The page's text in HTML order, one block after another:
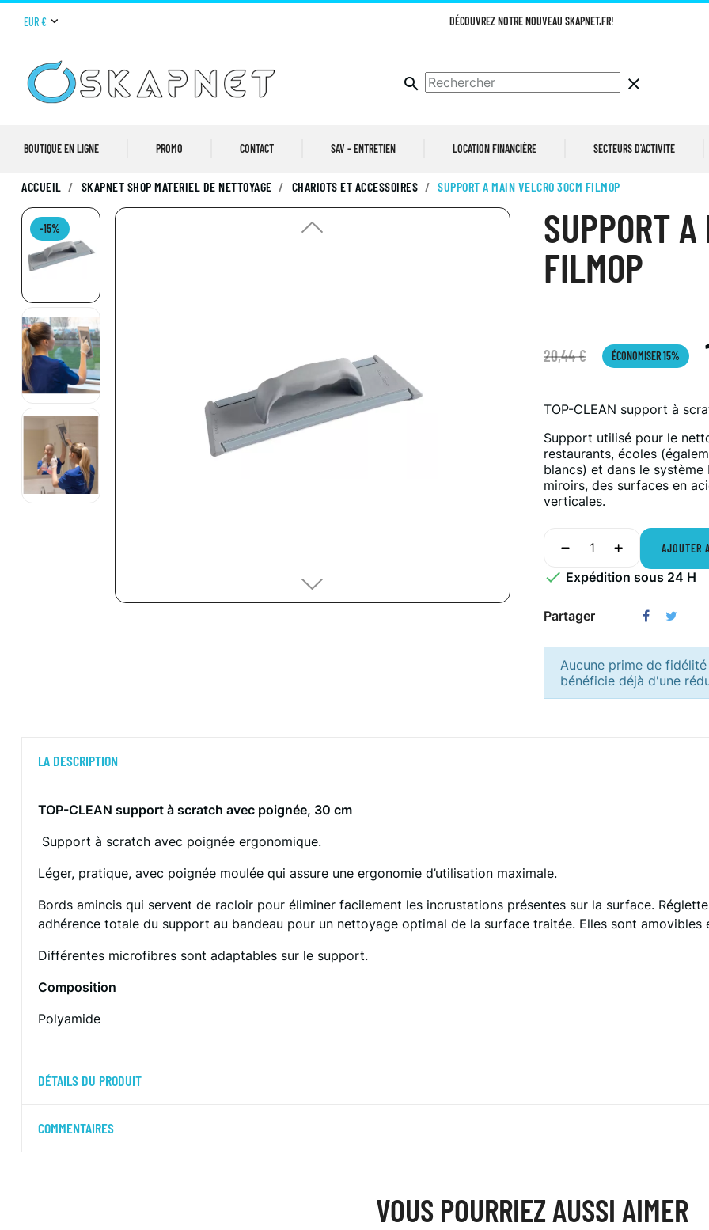
EUR € DÉCOUVREZ NOTRE NOUVEAU SKAPNET.FR!
search clear
BOUTIQUE EN LIGNE PROMO CONTACT SAV - ENTRETIEN LOCATION FINANCIÈRE SECTEURS D'ACTIVITE
ACCUEIL SKAPNET SHOP MATERIEL DE NETTOYAGE CHARIOTS ET ACCESSOIRES SUPPORT A MAIN VELCRO 30CM FILMOP
-15%
SUPPORT
FILMOP
20,44 € ÉCONOMISER 15%
TOP-CLEAN support à
Support utilisé pour le
restaurants, écoles
blancs) et dans le
miroirs, des surfaces en
verticales.
AJOUTER
 Expédition sous 24 H
Partager
Aucune prime de
bénéficie déjà d'une
LA DESCRIPTION
TOP-CLEAN support à scratch avec poignée, 30 cm
Support à scratch avec poignée ergonomique.
Léger, pratique, avec poignée moulée qui assure une ergonomie d’utilisation maximale.
Bords amincis qui servent de racloir pour éliminer facilement les incrustations présentes sur la surface.
adhérence totale du support au bandeau pour un nettoyage optimal de la surface traitée. Elles sont amovibles
Différentes microfibres sont adaptables sur le support.
Composition
Polyamide
DÉTAILS DU PRODUIT
COMMENTAIRES
VOUS POURRIEZ AUSSI AIMER